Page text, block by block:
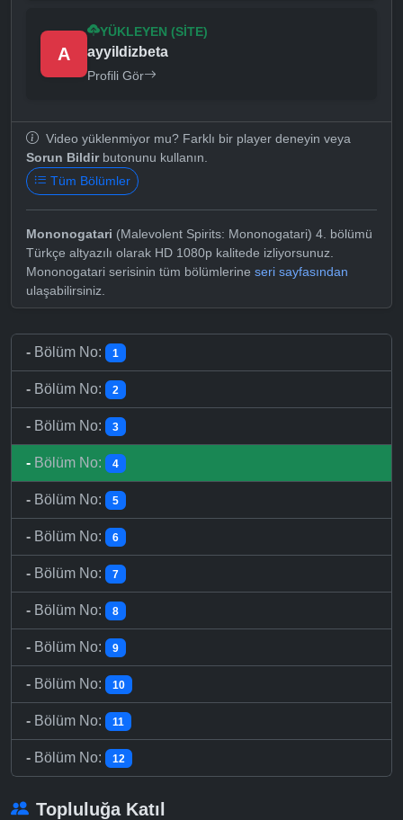
A
YÜKLEYEN (SITE)
ayyildizbeta
Profili Gör
Video yüklenmiyor mu? Farklı bir player deneyin veya
Sorun Bildirbutonunu kullanın.
Tüm Bölümler
Mononogatari (Malevolent Spirits: Mononogatari) 4. bölümü
Türkçe altyazılı olarak HD 1080p kalitede izliyorsunuz.
Mononogatari serisinin tüm bölümlerine seri sayfasından
ulaşabilirsiniz.
- Bölüm No: 1
- Bölüm No: 2
- Bölüm No: 3
- Bölüm No: 4
- Bölüm No: 5
- Bölüm No: 6
- Bölüm No: 7
- Bölüm No: 8
- Bölüm No: 9
- Bölüm No: 10
- Bölüm No: 11
- Bölüm No: 12
Topluluğa Katıl